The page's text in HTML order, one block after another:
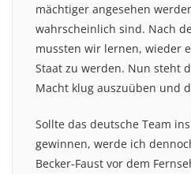
mächtiger angesehen
wahrscheinlich sind. Nach
mussten wir lernen, wieder
Staat zu werden. Nun steht
Macht klug auszuüben und
Sollte das deutsche Team
gewinnen, werde ich
Becker-Faust vor dem